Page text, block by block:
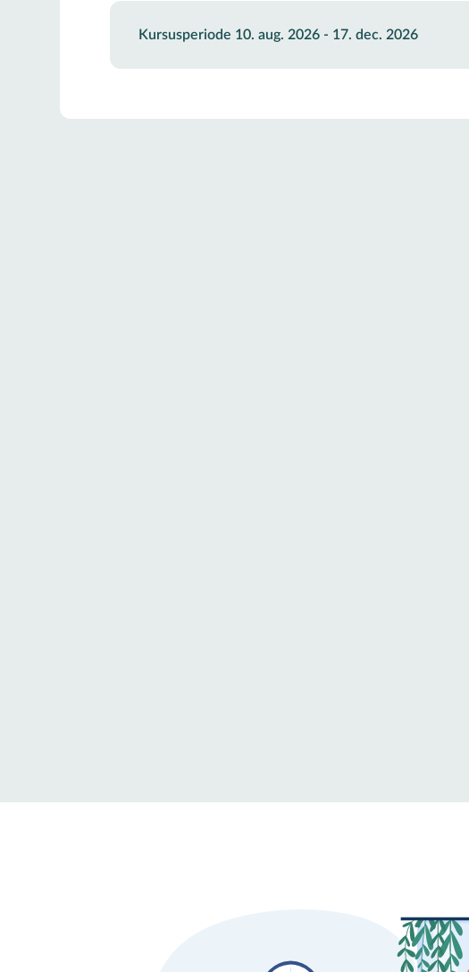
Kursusperiode 10. aug. 2026 - 17. dec. 2026